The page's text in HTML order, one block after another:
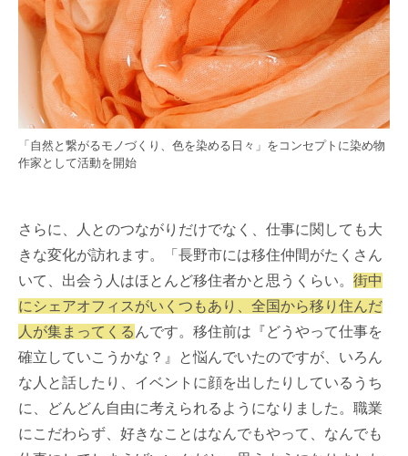
「自然と繋がるモノづくり、色を染める日々」をコンセプトに染め物
作家として活動を開始
さらに、人とのつながりだけでなく、仕事に関しても大
きな変化が訪れます。「長野市には移住仲間がたくさん
いて、出会う人はほとんど移住者かと思うくらい。 街中
にシェアオフィスがいくつもあり、全国から移り住んだ
人が集まってくる んです。移住前は『どうやって仕事を
確立していこうかな？』と悩んでいたのですが、いろん
な人と話したり、イベントに顔を出したりしているうち
に、どんどん自由に考えられるようになりました。職業
にこだわらず、好きなことはなんでもやって、なんでも